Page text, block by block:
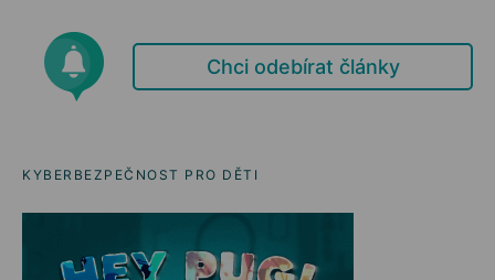
Chci odebírat články
KYBERBEZPEČNOST PRO DĚTI